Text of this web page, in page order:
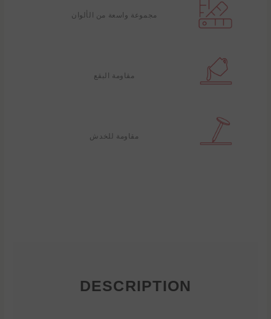
مجموعة واسعة من الألوان
مقاومة البقع
مقاومة للخدش
DESCRIPTION